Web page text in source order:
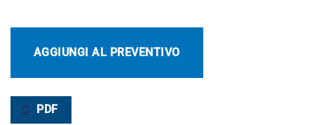
AGGIUNGI AL PREVENTIVO
PDF